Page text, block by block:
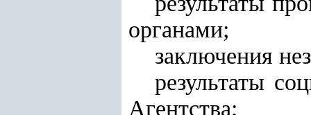
органами;
заключения
результаты
Агентства;